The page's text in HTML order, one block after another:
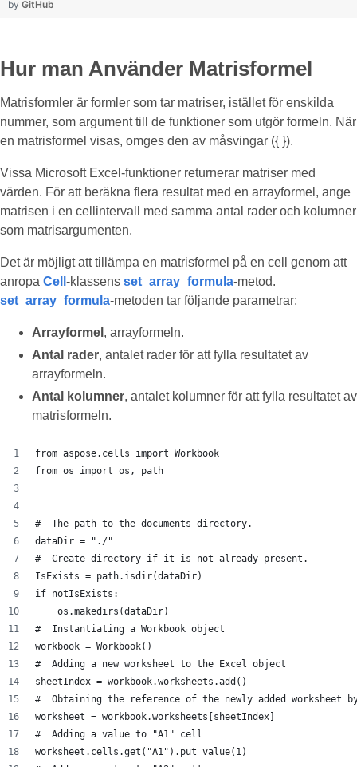
by GitHub
Hur man Använder Matrisformel
Matrisformler är formler som tar matriser, istället för enskilda
nummer, som argument till de funktioner som utgör formeln. När
en matrisformel visas, omges den av måsvingar ({ }).
Vissa Microsoft Excel-funktioner returnerar matriser med
värden. För att beräkna flera resultat med en arrayformel, ange
matrisen i en cellintervall med samma antal rader och kolumner
som matrisargumenten.
Det är möjligt att tillämpa en matrisformel på en cell genom att
anropa Cell -klassens set_array_formula-metod.
set_array_formula-metoden tar följande parametrar:
Arrayformel , arrayformeln.
Antal rader, antalet rader för att fylla resultatet av
arrayformeln.
Antal kolumner, antalet kolumner för att fylla resultatet av
matrisformeln.
from aspose.cells import Workbook
from os import os, path
#  The path to the documents directory.
dataDir = "./"
#  Create directory if it is not already present.
IsExists = path.isdir(dataDir)
if notIsExists:
    os.makedirs(dataDir)
#  Instantiating a Workbook object
workbook = Workbook()
#  Adding a new worksheet to the Excel object
sheetIndex = workbook.worksheets.add()
#  Obtaining the reference of the newly added worksheet
worksheet = workbook.worksheets[sheetIndex]
#  Adding a value to "A1" cell
worksheet.cells.get("A1").put_value(1)